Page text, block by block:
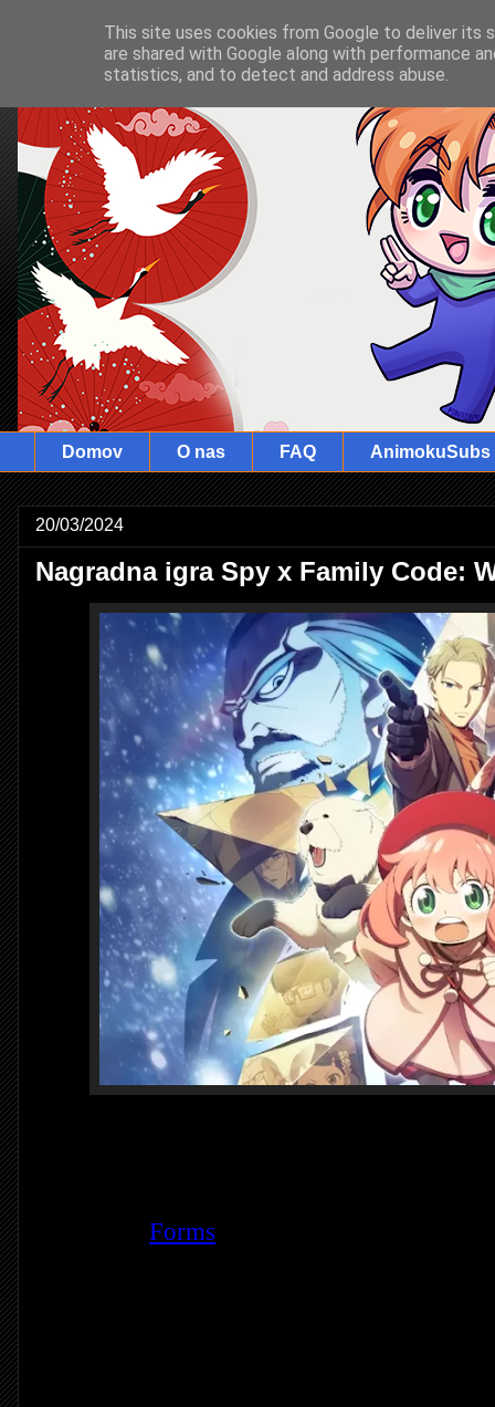
Domov O nas FAQ AnimokuSubs
20/03/2024
Nagradna igra Spy x Family Code:
This site uses cookies from Google to deliver its
are shared with Google along with performance
statistics, and to detect and address abuse.